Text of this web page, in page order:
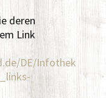
deren
Link
DE/Infothek